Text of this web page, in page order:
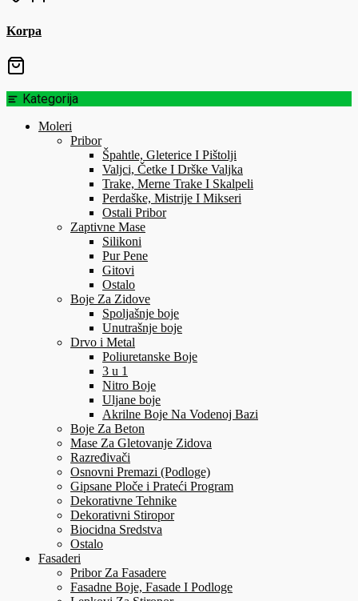
Korpa
Kategorija
Moleri
Pribor
Špahtle, Gleterice I Pištolji
Valjci, Četke I Drške Valjka
Trake, Merne Trake I Skalpeli
Perdaške, Mistrije I Mikseri
Ostali Pribor
Zaptivne Mase
Silikoni
Pur Pene
Gitovi
Ostalo
Boje Za Zidove
Spoljašnje boje
Unutrašnje boje
Drvo i Metal
Poliuretanske Boje
3 u 1
Nitro Boje
Uljane boje
Akrilne Boje Na Vodenoj Bazi
Boje Za Beton
Mase Za Gletovanje Zidova
Razređivači
Osnovni Premazi (Podloge)
Gipsane Ploče i Prateći Program
Dekorativne Tehnike
Dekorativni Stiropor
Biocidna Sredstva
Ostalo
Fasaderi
Pribor Za Fasadere
Fasadne Boje, Fasade I Podloge